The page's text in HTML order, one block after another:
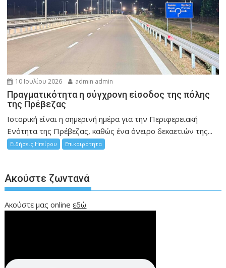
10 Ιουλίου 2026 admin admin
Πραγματικότητα η σύγχρονη είσοδος της πόλης
της Πρέβεζας
Ιστορική είναι η σημερινή ημέρα για την Περιφερειακή
Ενότητα της Πρέβεζας, καθώς ένα όνειρο δεκαετιών της...
Ειδήσεις Ηπείρου Επικαιρότητα
Ακούστε ζωντανά
Ακούστε μας onlineεδώ